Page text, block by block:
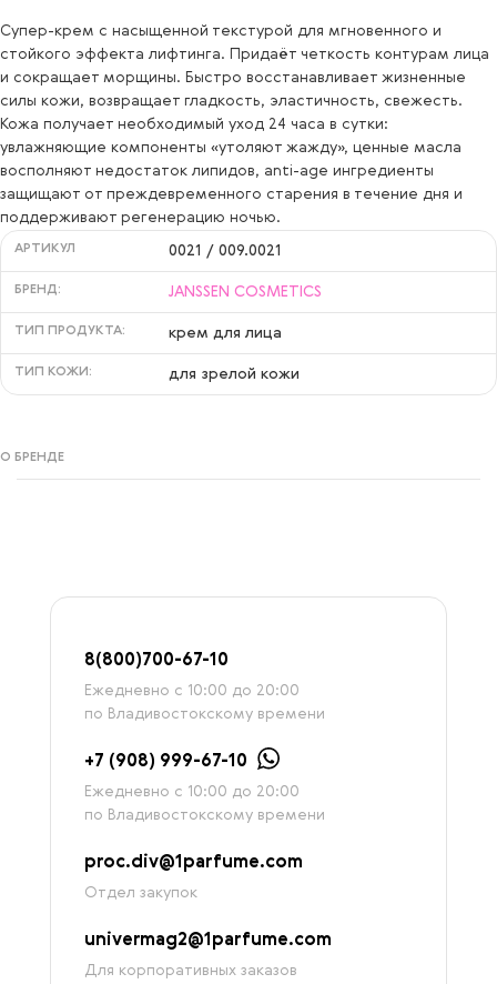
Cупер-крем с насыщенной текстурой для мгновенного и
стойкого эффекта лифтинга. Придаёт четкость контурам лица
и сокращает морщины. Быстро восстанавливает жизненные
силы кожи, возвращает гладкость, эластичность, свежесть.
Кожа получает необходимый уход 24 часа в сутки:
увлажняющие компоненты «утоляют жажду», ценные масла
восполняют недостаток липидов, anti-age ингредиенты
защищают от преждевременного старения в течение дня и
поддерживают регенерацию ночью.
АРТИКУЛ 0021 / 009.0021
БРЕНД: JANSSEN COSMETICS
ТИП ПРОДУКТА: крем для лица
ТИП КОЖИ: для зрелой кожи
О БРЕНДЕ
8(800)700-67-10
Ежедневно с 10:00 до 20:00
по Владивостокскому времени
+7 (908) 999-67-10
Ежедневно с 10:00 до 20:00
по Владивостокскому времени
proc.div@1parfume.com
Отдел закупок
univermag2@1parfume.com
Для корпоративных заказов